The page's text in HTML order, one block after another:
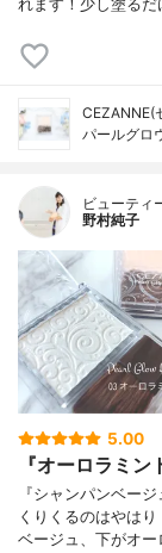
れます！少し塗る
CEZANNE(
パールグロ
ビューティ
野村純子
5.00
『オーロラミン
『シャンパンベー
くりくるのはやは
ベージュ、下がオ